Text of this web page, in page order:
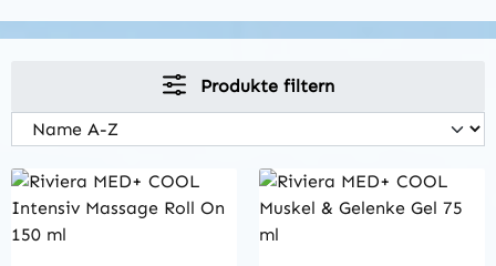
Produkte filtern